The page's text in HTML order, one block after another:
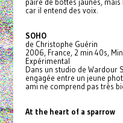
car il entend des voix.
SOHO
de Christophe Guérin
2006, France, 2 min 40s,
Expérimental
Dans un studio de Wardour
engagée entre un jeune
ami ne comprend pas très
At the heart of a sparrow